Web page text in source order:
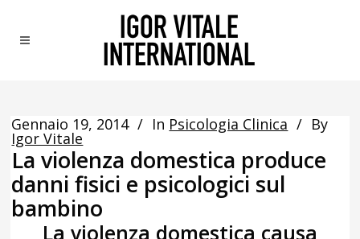
Gennaio 19, 2014 In Psicologia Clinica By
Igor Vitale
La violenza domestica produce
danni fisici e psicologici sul
bambino
La violenza domestica causa